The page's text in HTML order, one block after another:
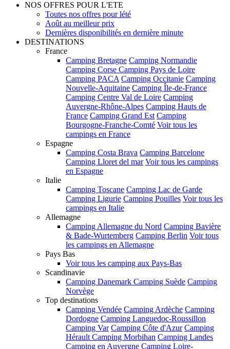
NOS OFFRES POUR L'ETE
Toutes nos offres pour lété
Août au meilleur prix
Dernières disponibilités en dernière minute
DESTINATIONS
France
Camping Bretagne Camping Normandie
Camping Corse Camping Pays de Loire
Camping PACA Camping Occitanie Camping
Nouvelle-Aquitaine Camping Île-de-France
Camping Centre Val de Loire Camping
Auvergne-Rhône-Alpes Camping Hauts de
France Camping Grand Est Camping
Bourgogne-Franche-Comté Voir tous les
campings en France
Espagne
Camping Costa Brava Camping Barcelone
Camping Lloret del mar Voir tous les campings
en Espagne
Italie
Camping Toscane Camping Lac de Garde
Camping Ligurie Camping Pouilles Voir tous les
campings en Italie
Allemagne
Camping Allemagne du Nord Camping Bavière
& Bade-Wurtemberg Camping Berlin Voir tous
les campings en Allemagne
Pays Bas
Voir tous les camping aux Pays-Bas
Scandinavie
Camping Danemark Camping Suède Camping
Norvège
Top destinations
Camping Vendée Camping Ardèche Camping
Dordogne Camping Languedoc-Roussillon
Camping Var Camping Côte d'Azur Camping
Hérault Camping Morbihan Camping Landes
Camping en Auvergne Camping Loire-